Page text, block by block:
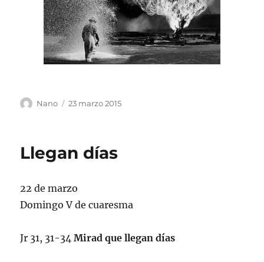
Autor
Nano
Publicado
23 marzo 2015
Llegan días
22 de marzo
Domingo V de cuaresma
Jr 31, 31-34Mirad que llegan días